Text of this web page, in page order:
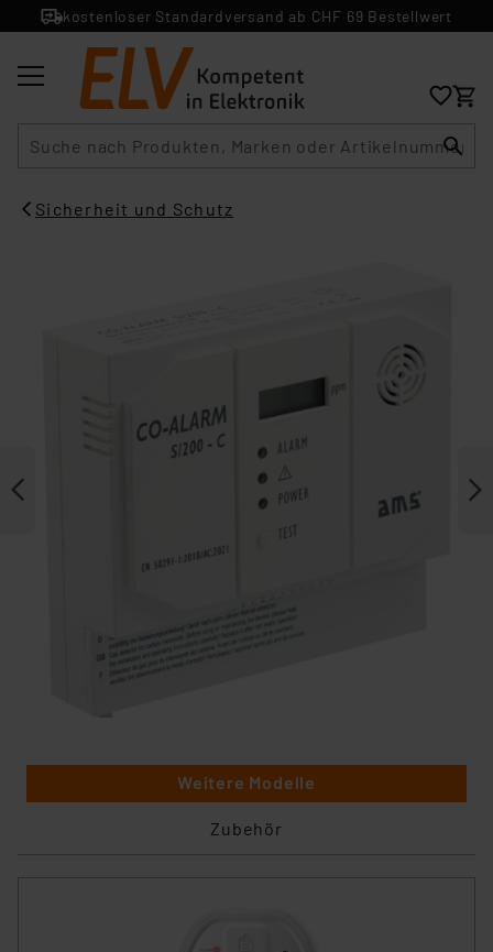
kostenloser Standardversand ab CHF 69 Bestellwert
Sicherheit und Schutz​
Weitere Modelle
Zubehör